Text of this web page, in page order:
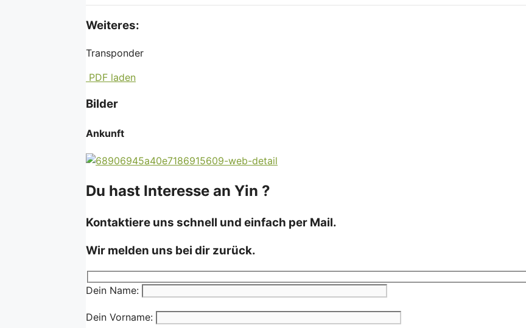
Weiteres:
Transponder
PDF laden
Bilder
Ankunft
Du hast Interesse an Yin ?
Kontaktiere uns schnell und einfach per Mail.
Wir melden uns bei dir zurück.
Dein Name:
Dein Vorname: